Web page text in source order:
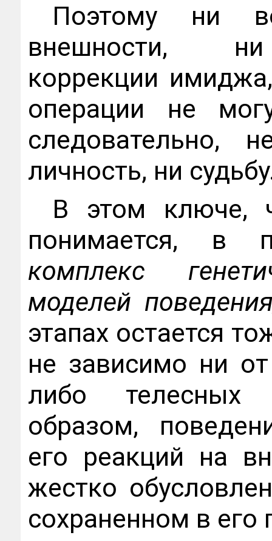
Поэтому ни
внешности, ни
коррекции
операции не
следовательно,
личность, ни
В этом ключе,
понимается, в
комплекс
моделей
этапах остается
не зависимо ни
либо телесных
образом,
его реакций на
жестко
сохраненном в его